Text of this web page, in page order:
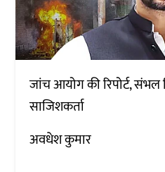
जांच आयोग की रिपोर्ट,
साजिशकर्ता
अवधेश कुमार